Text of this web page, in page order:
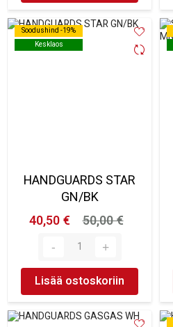
Soodushind -19%
Kesklaos
Soodushind -19%
Kesklaos
HANDGUARDS STAR
GN/BK
40,50 €
50,00 €
Lisää ostoskoriin